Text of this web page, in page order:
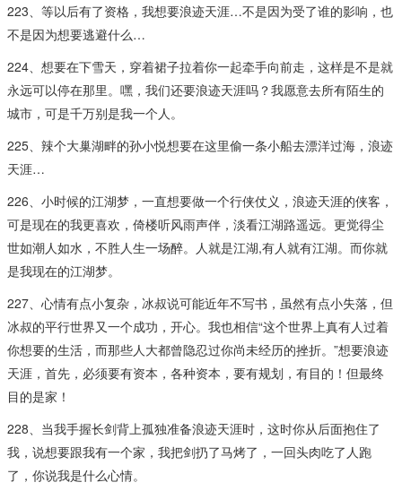
223、等以后有了资格，我想要浪迹天涯…不是因为受了谁的影响，也
不是因为想要逃避什么…
224、想要在下雪天，穿着裙子拉着你一起牵手向前走，这样是不是就
永远可以停在那里。嘿，我们还要浪迹天涯吗？我愿意去所有陌生的
城市，可是千万别是我一个人。
225、辣个大巢湖畔的孙小悦想要在这里偷一条小船去漂洋过海，浪迹
天涯…
226、小时候的江湖梦，一直想要做一个行侠仗义，浪迹天涯的侠客，
可是现在的我更喜欢，倚楼听风雨声伴，淡看江湖路遥远。更觉得尘
世如潮人如水，不胜人生一场醉。人就是江湖,有人就有江湖。而你就
是我现在的江湖梦。​
227、心情有点小复杂，冰叔说可能近年不写书，虽然有点小失落，但
冰叔的平行世界又一个成功，开心。我也相信“这个世界上真有人过着
你想要的生活，而那些人大都曾隐忍过你尚未经历的挫折。”想要浪迹
天涯，首先，必须要有资本，各种资本，要有规划，有目的！但最终
目的是家！​
228、当我手握长剑背上孤独准备浪迹天涯时，这时你从后面抱住了
我，说想要跟我有一个家，我把剑扔了马烤了，一回头肉吃了人跑
了，你说我是什么心情。